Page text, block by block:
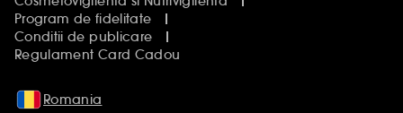
Program de fidelitate
Conditii de publicare
Regulament Card Cadou
Romania